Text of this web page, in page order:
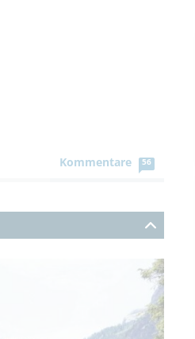
Kommentare 56